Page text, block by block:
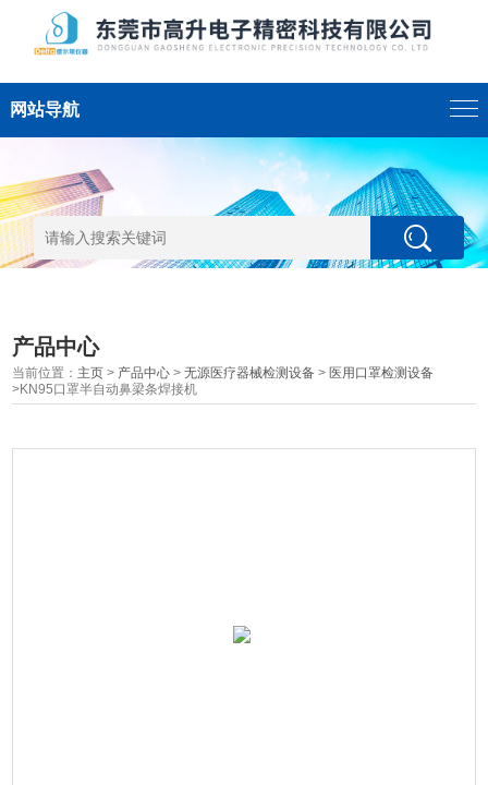
网站导航
产品中心
当前位置： 主页 > 产品中心 >无源医疗器械检测设备 > 医用口罩检测设备
>KN95口罩半自动鼻梁条焊接机